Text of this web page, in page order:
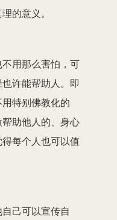
的意义。
用那么害怕，可
许能帮助人。即
特别佛教化的
助他人的、身心
每个人也可以值
己可以宣传自